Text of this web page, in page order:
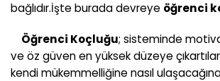
bağlıdır.İşte burada devreye öğrenci
Öğrenci Koçluğu; sisteminde
ve öz güven en yüksek düzeye
kendi mükemmelliğine nasıl